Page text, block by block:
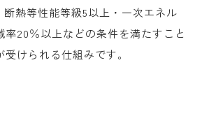
断熱等性能等級5以上・一次エネル
率20％以上などの条件を満たすこと
けられる仕組みです。​